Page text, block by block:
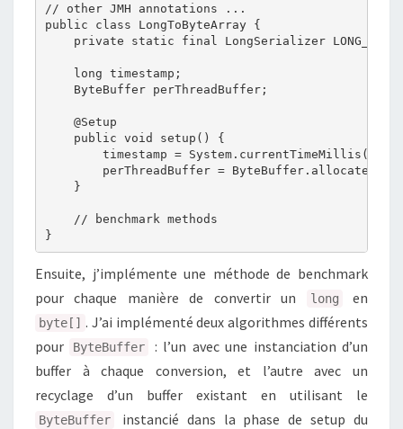
// other JMH annotations ...
public class LongToByteArray {
private static final LongSerializer
    long timestamp;
    ByteBuffer perThreadBuffer;
    @Setup
    public void setup() {
        timestamp = System.currentTimeMillis();
perThreadBuffer =
    }
    // benchmark methods
Ensuite, j’implémente une méthode de benchmark
pour chaque manière de convertir un
long en
byte[] . J’ai implémenté deux algorithmes différents
pour
ByteBuffer
: l’un avec une instanciation d’un
buffer à chaque conversion, et l’autre avec un
recyclage d’un buffer existant en utilisant le
ByteBuffer
instancié dans la phase de setup du